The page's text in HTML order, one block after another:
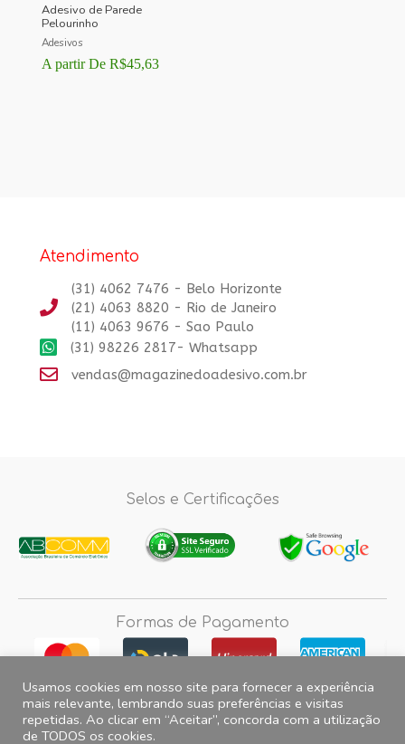
Adesivo de Parede
Pelourinho
Adesivos
A partir De R$45,63
Atendimento
(31) 4062 7476 - Belo Horizonte
(21) 4063 8820 - Rio de Janeiro
(11) 4063 9676 - Sao Paulo
(31) 98226 2817- Whatsapp
vendas@magazinedoadesivo.com.br
Selos e Certificações
Formas de Pagamento
Fotos e imagens meramente ilustrativas, 2012© 2026 Magazine do
Usamos cookies em nosso site para fornecer a experiência
mais relevante, lembrando suas preferências e visitas
repetidas. Ao clicar em “Aceitar”, concorda com a utilização
de TODOS os cookies.